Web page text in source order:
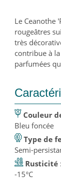
Le Ceanothe
rougeâtres
très
contribue à
parfumées
Couleur
Bleu foncée
Type de
Semi-
Rusticité
-15°C